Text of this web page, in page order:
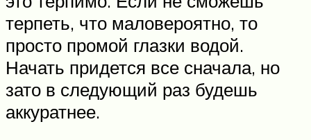
терпеть, что маловероятно, то
просто промой глазки водой.
Начать придется все сначала, но
зато в следующий раз будешь
аккуратнее.